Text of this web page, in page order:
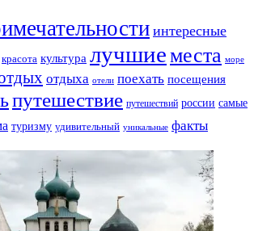
интересные
красота культура лучшиеместа море
отдыха отели поехать посещения
путешествие путешествий россии самые
туризму удивительный уникальные факты